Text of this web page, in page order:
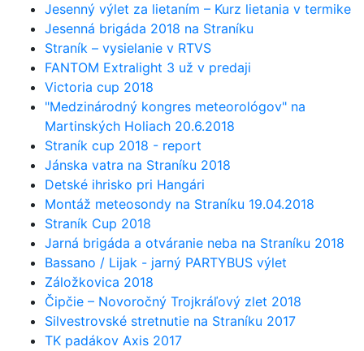
Jesenný výlet za lietaním – Kurz lietania v termike
Jesenná brigáda 2018 na Straníku
Straník – vysielanie v RTVS
FANTOM Extralight 3 už v predaji
Victoria cup 2018
"Medzinárodný kongres meteorológov" na
Martinských Holiach 20.6.2018
Straník cup 2018 - report
Jánska vatra na Straníku 2018
Detské ihrisko pri Hangári
Montáž meteosondy na Straníku 19.04.2018
Straník Cup 2018
Jarná brigáda a otváranie neba na Straníku 2018
Bassano / Lijak - jarný PARTYBUS výlet
Záložkovica 2018
Čipčie – Novoročný Trojkráľový zlet 2018
Silvestrovské stretnutie na Straníku 2017
TK padákov Axis 2017